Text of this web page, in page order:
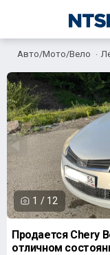
+7
Авто/Мото/Вело
1 / 12
Продается Chery Bonus
отличном